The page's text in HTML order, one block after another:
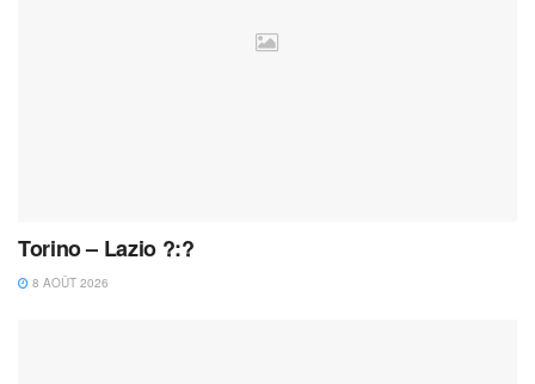
Torino – Lazio ?:?
8 AOÛT 2026